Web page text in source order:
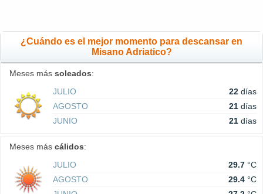
¿Cuándo es el mejor momento para descansar en
Misano Adriatico?
Meses más soleados:
JULIO
22 días
AGOSTO
21 días
JUNIO
21 días
Meses más cálidos:
JULIO
29.7 °C
AGOSTO
29.4 °C